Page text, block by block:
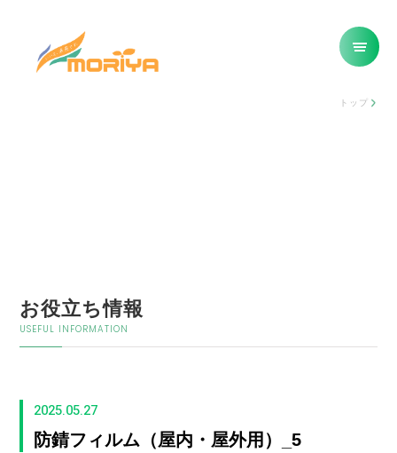
トップ
お役立ち情報
USEFUL INFORMATION
2025.05.27
防錆フィルム（屋内・屋外用）_5